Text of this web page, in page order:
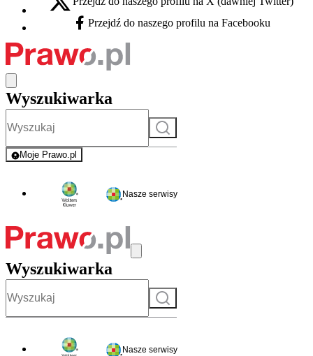
X - otwiera się w nowej karcie
Facebook - otwiera się w nowej karcie
Przejdź do naszego profilu na Facebooku
Wyszukiwarka
Szukaj
Moje Prawo.pl
- rejestracja i logowanie do serwisu
Nasze serwisy
Wyszukiwarka
Szukaj
Nasze serwisy